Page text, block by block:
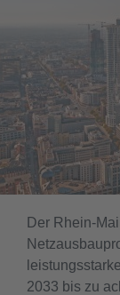
Der Rhein-
2033 bis zu